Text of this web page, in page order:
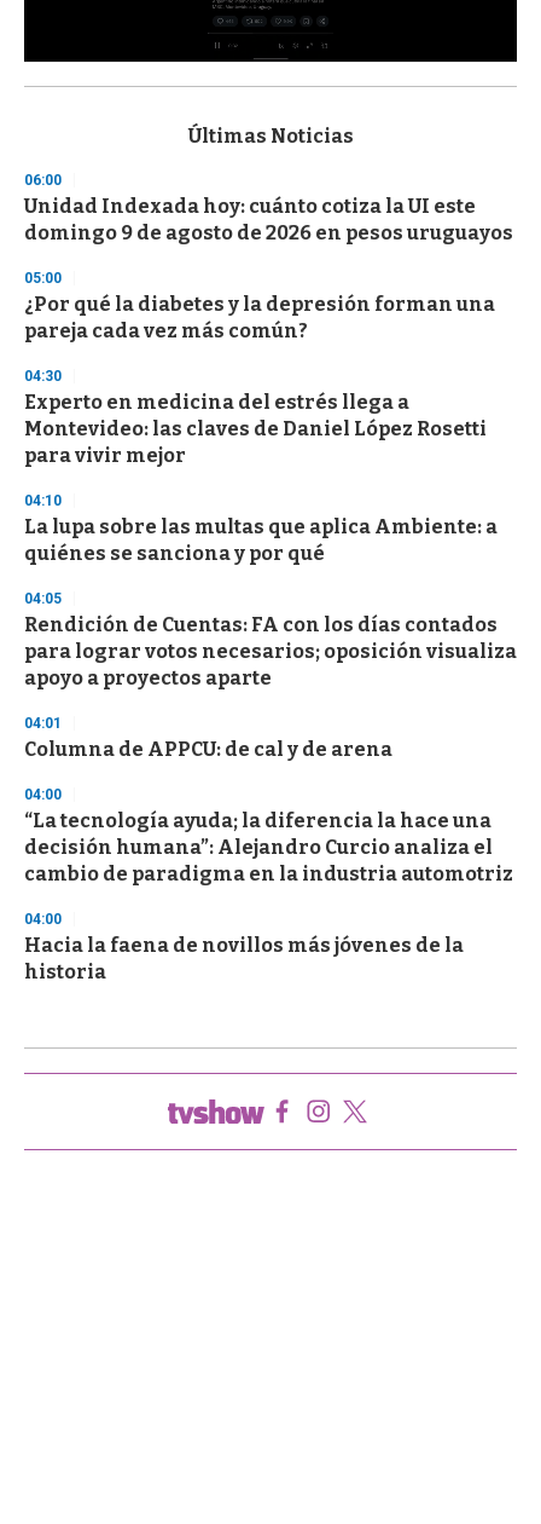
s
d
s
o
f
3
s
e
c
n
d
s
Últimas Noticias
06:00
Unidad Indexada hoy: cuánto cotiza la UI este
domingo 9 de agosto de 2026 en pesos uruguayos
05:00
¿Por qué la diabetes y la depresión forman una
pareja cada vez más común?
04:30
Experto en medicina del estrés llega a
Montevideo: las claves de Daniel López Rosetti
para vivir mejor
04:10
La lupa sobre las multas que aplica Ambiente: a
quiénes se sanciona y por qué
04:05
Rendición de Cuentas: FA con los días contados
para lograr votos necesarios; oposición visualiza
apoyo a proyectos aparte
04:01
Columna de APPCU: de cal y de arena
04:00
“La tecnología ayuda; la diferencia la hace una
decisión humana”: Alejandro Curcio analiza el
cambio de paradigma en la industria automotriz
04:00
Hacia la faena de novillos más jóvenes de la
historia